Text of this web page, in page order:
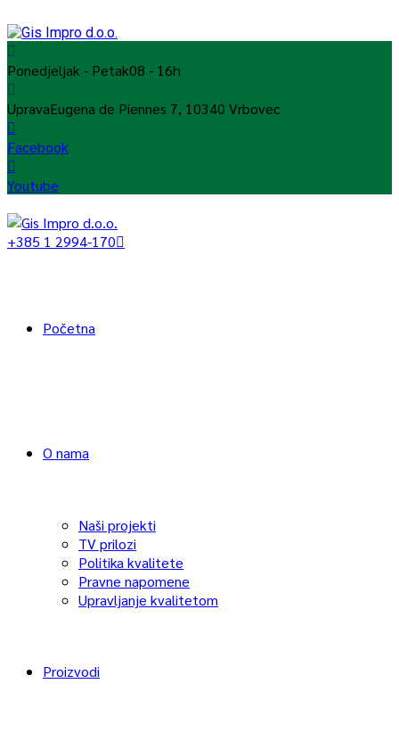
Ponedjeljak - Petak08 - 16h
UpravaEugena de Piennes 7, 10340 Vrbovec
Facebook
Youtube
+385 1 2994-170
Početna
O nama
Naši projekti
TV prilozi
Politika kvalitete
Pravne napomene
Upravljanje kvalitetom
Proizvodi